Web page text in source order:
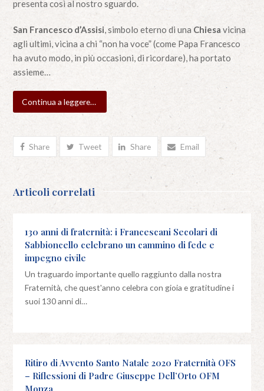
presenta così al nostro sguardo.
San Francesco d’Assisi, simbolo eterno di una Chiesavicina
agli ultimi, vicina a chi “non ha voce” (come Papa Francesco
ha avuto modo, in più occasioni, di ricordare), ha portato
assieme…
Continua a leggere…
Share Tweet Share Email
Articoli correlati
130 anni di fraternità: i Francescani Secolari di
Sabbioncello celebrano un cammino di fede e
impegno civile
Un traguardo importante quello raggiunto dalla nostra
Fraternità, che quest'anno celebra con gioia e gratitudine i
suoi 130 anni di…
Ritiro di Avvento Santo Natale 2020 Fraternità OFS
– Riflessioni di Padre Giuseppe Dell’Orto OFM
Monza